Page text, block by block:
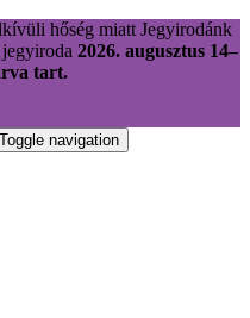
hőség miatt Jegyirodánk
2026. augusztus 14–
tart.
Toggle navigation